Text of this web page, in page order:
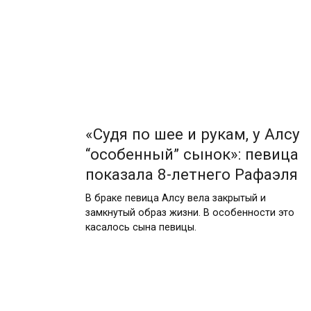
«Судя по шее и рукам, у Алсу
“особенный” сынок»: певица
показала 8-летнего Рафаэля
В браке певица Алсу вела закрытый и
замкнутый образ жизни. В особенности это
касалось сына певицы.